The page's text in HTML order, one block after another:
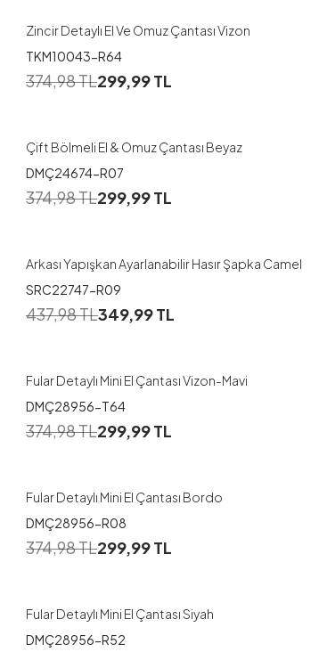
Zincir Detaylı El Ve Omuz Çantası Vizon
TKM10043-R64
374,98TL299,99TL
Çift Bölmeli El & Omuz Çantası Beyaz
DMÇ24674-R07
374,98TL299,99TL
Arkası Yapışkan Ayarlanabilir Hasır Şapka Camel
SRC22747-R09
437,98TL349,99TL
Fular Detaylı Mini El Çantası Vizon-Mavi
DMÇ28956-T64
374,98TL299,99TL
Fular Detaylı Mini El Çantası Bordo
DMÇ28956-R08
374,98TL299,99TL
Fular Detaylı Mini El Çantası Siyah
DMÇ28956-R52